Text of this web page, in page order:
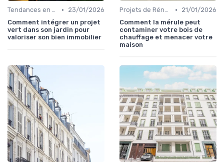
Tendances en Aménagement Domestique •
23/01/2026
Comment intégrer un projet
vert dans son jardin pour
valoriser son bien immobilier
Projets de Rénovation •
21/01/2026
Comment la mérule peut
contaminer votre bois de
chauffage et menacer votre
maison